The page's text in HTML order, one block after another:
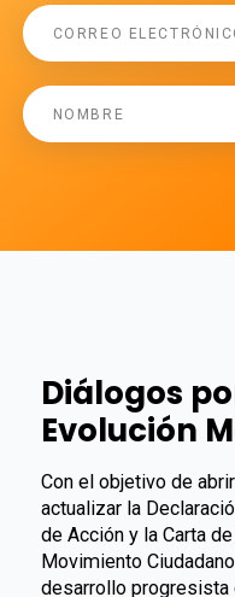
Diálogos
Evolución
Con el objetivo de
actualizar la
de Acción y la Carta
Movimiento
desarrollo progresista